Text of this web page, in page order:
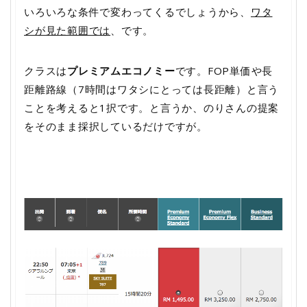
いろいろな条件で変わってくるでしょうから、
ワタ
シが見た範囲では 、です。
クラスはプレミアムエコノミーです。FOP単価や長
距離路線（7時間はワタシにとっては長距離）と言う
ことを考えると1択です。と言うか、のりさんの提案
をそのまま採択しているだけですが。